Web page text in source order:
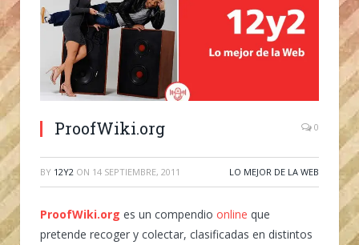
ProofWiki.org 0
BY 12Y2 ON 14 SEPTIEMBRE, 2011 LO MEJOR DE LA WEB
ProofWiki.org es un compendio online que
pretende recoger y colectar, clasificadas en distintos